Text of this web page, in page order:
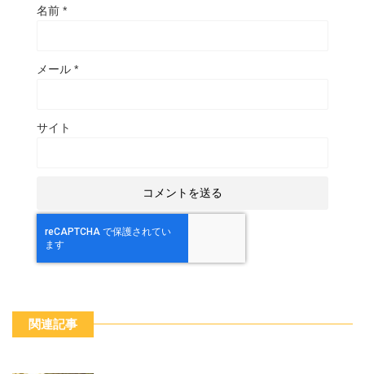
名前 *
メール *
サイト
関連記事